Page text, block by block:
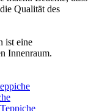
Qualität des
ist eine
Innenraum.